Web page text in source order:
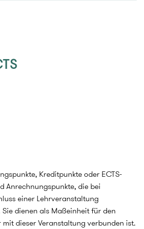
Kreditpunkte oder ECTS-
Anrechnungspunkte, die bei
einer Lehrveranstaltung
dienen als Maßeinheit für den
dieser Veranstaltung verbunden ist.